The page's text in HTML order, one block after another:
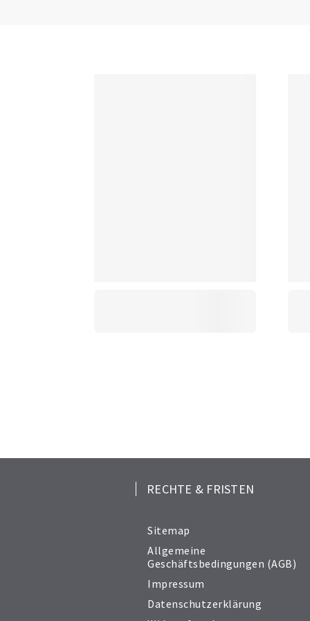
RECHTE & FRISTEN
Sitemap
Allgemeine
Geschäftsbedingungen (AGB)
Impressum
Datenschutzerklärung